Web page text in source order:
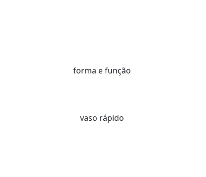
forma e função
vaso rápido